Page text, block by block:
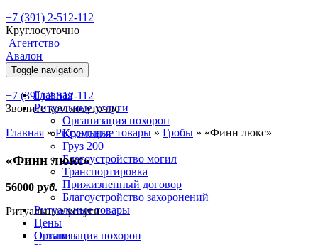
+7 (391) 2-512-112
Круглосуточно
Агентство
Авалон
Toggle navigation
Главная
Ритуальные услуги
Организация похорон
Кремация
Груз 200
Благоустройство могил
Транспортировка
Прижизненный договор
Благоустройство захоронений
Ритуальные товары
Цены
Отзывы
+7 (391) 2-512-112
Звоните круглосуточно
Главная »Ритуальные товары » Гробы » «Финн люкс»
«Финн люкс»
56000 руб.
Ритуальные услуги
Организация похорон